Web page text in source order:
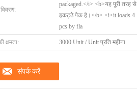
packaged.</i> <b>यह पूरी तरह से
इकट्ठे पैक है।</b> <i>it loads 4
pcs by fla
क्षमता: 3000 Unit / Unit प्रति महीना
संपर्क करें